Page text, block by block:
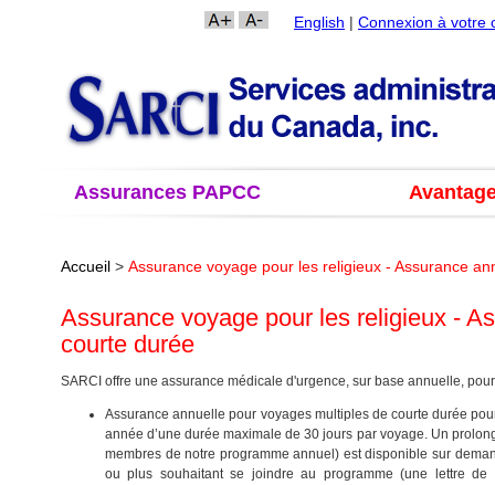
English | Connexion à votre
Assurances PAPCC
Accueil > Assurance voyage pour les religieux - Assurance
Assurance voyage pour les religieux -
courte durée
SARCI offre une assurance médicale d'urgence, sur base annuelle,
Assurance annuelle pour voyages multiples de courte durée
année d’une durée maximale de 30 jours par voyage. Un
membres de notre programme annuel) est disponible sur
ou plus souhaitant se joindre au programme (une lettre